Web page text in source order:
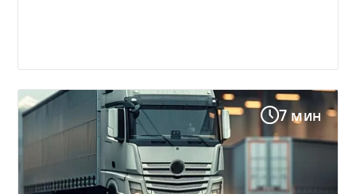
7 мин